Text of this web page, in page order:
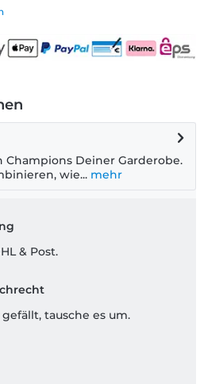
Deiner Garderobe.
wie... mehr
& Post.
tausche es um.